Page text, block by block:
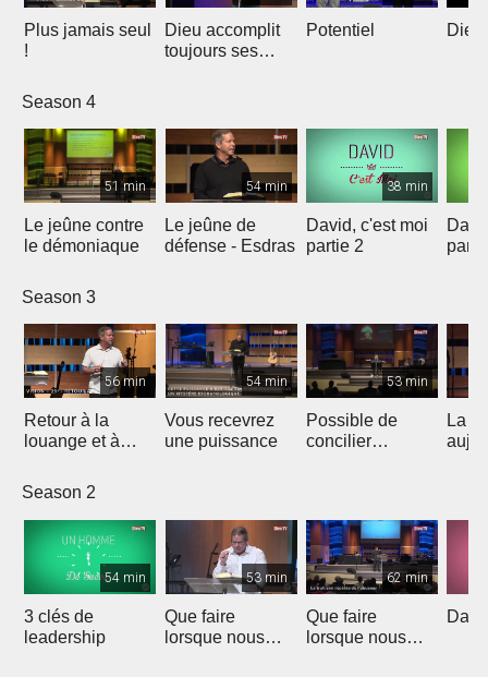
Plus jamais seul
!
Dieu accomplit
toujours ses
Potentiel Dieu
Season 4
51 min
Le jeûne contre
le démoniaque
54 min
Le jeûne de
défense - Esdras
38 min
David, c'est moi
partie 2
Season 3
56 min
Retour à la
louange et à
ouvrent les
portes des
prison
54 min
Vous recevrez
une puissance
53 min
Possible de
concilier
La
Season 2
54 min
3 clés de
leadership
53 min
Que faire
lorsque nous
62 min
Que faire
lorsque nous